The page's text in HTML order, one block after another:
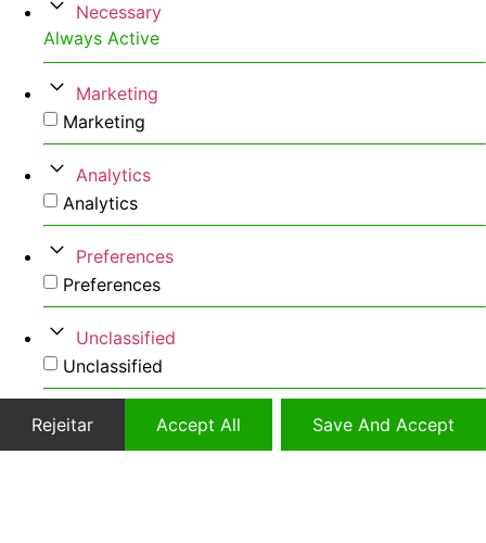
Necessary
Always Active
Marketing
Marketing
Analytics
Analytics
Preferences
Preferences
Unclassified
Unclassified
Rejeitar Accept All Save And Accept